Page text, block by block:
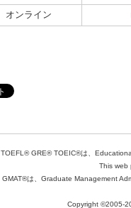
オンライン
TOEFL® GRE® TOEIC®は、
This web
GMAT®は、Graduate Management
Copyright ©2005-